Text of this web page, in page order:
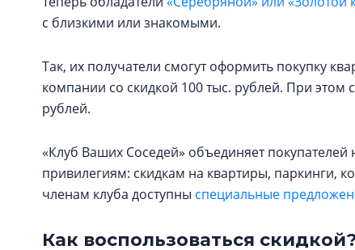
с близкими или знакомыми.
Так, их получатели смогут оформить покупку
компании со скидкой 100 тыс. рублей. При этом
рублей.
«Клуб Ваших Соседей» объединяет
привилегиям: скидкам на квартиры, паркинги,
членам клуба доступны специальные
Как воспользоваться